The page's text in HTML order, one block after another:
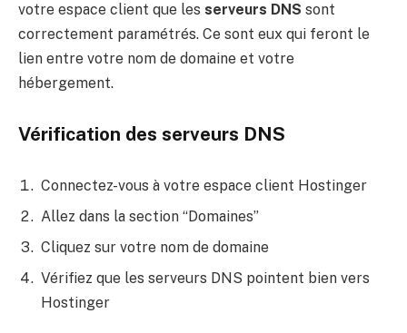
votre espace client que les serveurs DNS sont
correctement paramétrés. Ce sont eux qui feront le
lien entre votre nom de domaine et votre
hébergement.
Vérification des serveurs DNS
Connectez-vous à votre espace client Hostinger
Allez dans la section “Domaines”
Cliquez sur votre nom de domaine
Vérifiez que les serveurs DNS pointent bien vers
Hostinger